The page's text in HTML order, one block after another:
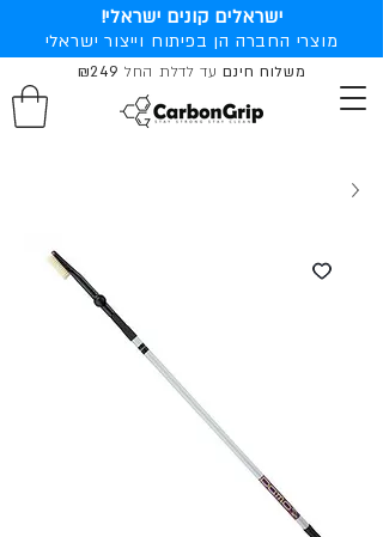
משלוח חינםעד לדלת החל ₪249
מוצרי החברה הן בפיתוח וייצור ישראלי
ישראלים קונים ישראלי!